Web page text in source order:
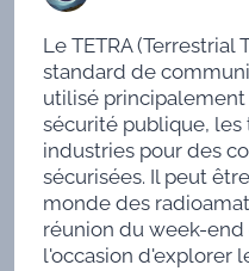
Le TETRA (Terrestrial
standard de
utilisé principalement
sécurité publique, les
industries pour des
sécurisées. Il peut
monde des
réunion du week-end
l'occasion d'explorer